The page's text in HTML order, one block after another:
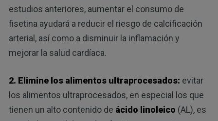
estudios anteriores, aumentar el consumo de
fisetina ayudará a reducir el riesgo de calcificación
arterial, así como a disminuir la inflamación y
mejorar la salud cardíaca.
2. Elimine los alimentos ultraprocesados: evitar
los alimentos ultraprocesados, en especial los que
tienen un alto contenido de ácido linoleico (AL), es